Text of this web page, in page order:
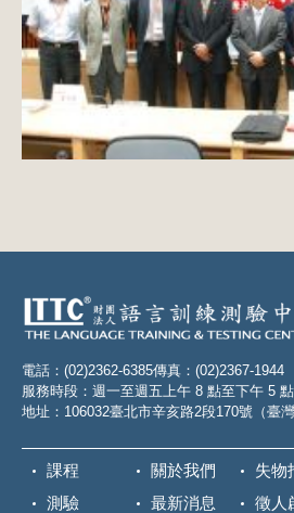
電話：(02)2362-6385傳真：(02)2367-1944
服務時段：週一至週五上午 8 點至下午 5 點
地址：106032臺北市辛亥路2段170號（臺
課程
測驗
關於我們
最新消息
失物
徵人